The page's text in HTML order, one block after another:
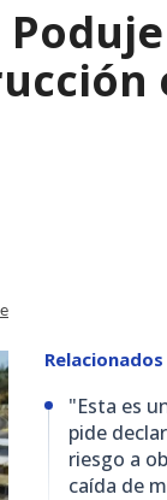
Relacionados
"Esta es
pide
riesgo a
caída de